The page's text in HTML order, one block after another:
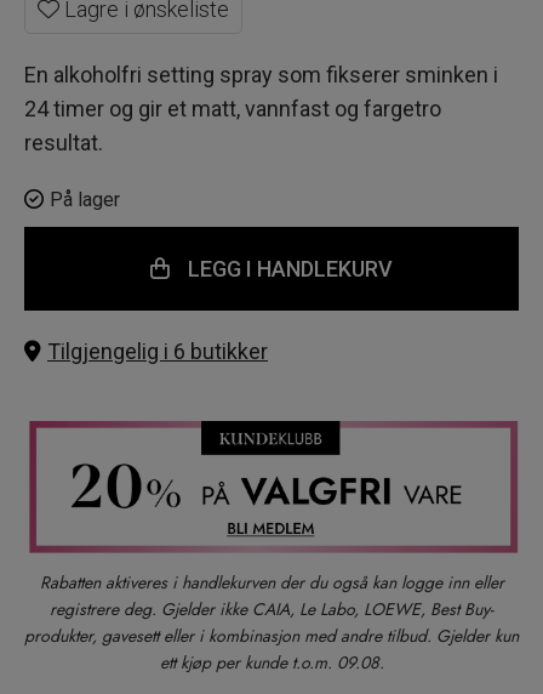
Lagre i ønskeliste
En alkoholfri setting spray som fikserer sminken i
24 timer og gir et matt, vannfast og fargetro
resultat.
På lager
LEGG I HANDLEKURV
Tilgjengelig i 6 butikker
Rabatten aktiveres i handlekurven der du også kan logge inn eller
registrere deg. Gjelder ikke CAIA, Le Labo, LOEWE, Best Buy-
produkter, gavesett eller i kombinasjon med andre tilbud. Gjelder kun
ett kjøp per kunde t.o.m. 09.08.